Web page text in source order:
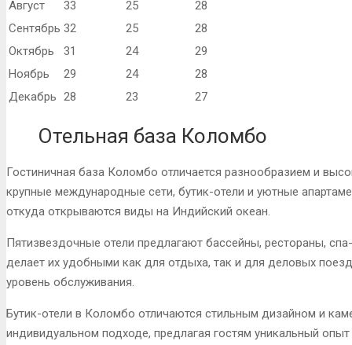
Август
33 25
28
Сентябрь 32 25
28
Октябрь
31 24
29
Ноябрь
29 24
28
Декабрь 28 23 27
Отельная база Коломбо
Гостиничная база Коломбо отличается разнообразием и
крупные международные сети, бутик-отели и уютные
откуда открываются виды на Индийский океан.
Пятизвездочные отели предлагают бассейны, рестораны,
делает их удобными как для отдыха, так и для деловых
уровень обслуживания.
Бутик-отели в Коломбо отличаются стильным дизайном и
индивидуальном подходе, предлагая гостям уникальный